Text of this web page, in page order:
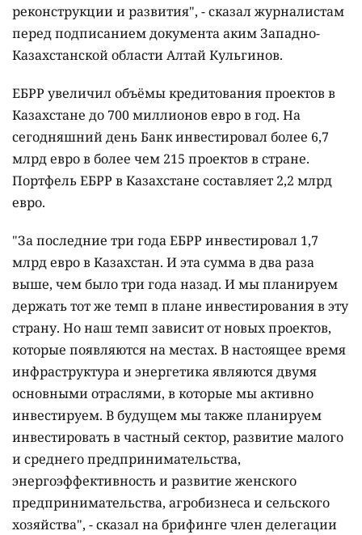
реконструкции и развития", - сказал журналистам
перед подписанием документа аким Западно-
Казахстанской области Алтай Кульгинов.
ЕБРР увеличил объёмы кредитования проектов в
Казахстане до 700 миллионов евро в год. На
сегодняшний день Банк инвестировал более 6,7
млрд евро в более чем 215 проектов в стране.
Портфель ЕБРР в Казахстане составляет 2,2 млрд
евро.
"За последние три года ЕБРР инвестировал 1,7
млрд евро в Казахстан. И эта сумма в два раза
выше, чем было три года назад. И мы планируем
держать тот же темп в плане инвестирования в эту
страну. Но наш темп зависит от новых проектов,
которые появляются на местах. В настоящее время
инфраструктура и энергетика являются двумя
основными отраслями, в которые мы активно
инвестируем. В будущем мы также планируем
инвестировать в частный сектор, развитие малого
и среднего предпринимательства,
энергоэффективность и развитие женского
предпринимательства, агробизнеса и сельского
хозяйства", - сказал на брифинге член делегации